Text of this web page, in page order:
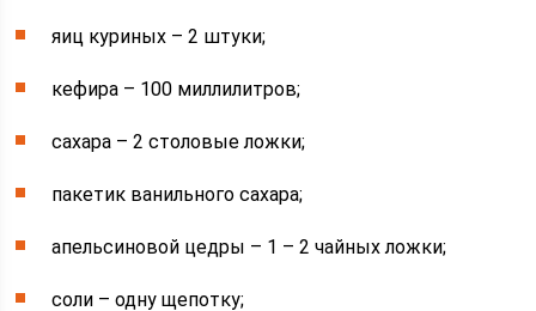
яиц куриных – 2 штуки;
кефира – 100 миллилитров;
сахара – 2 столовые ложки;
пакетик ванильного сахара;
апельсиновой цедры – 1 – 2 чайных ложки;
соли – одну щепотку;